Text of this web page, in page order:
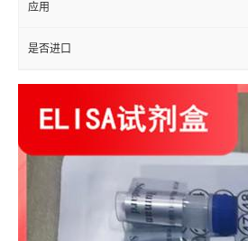
应用
是否进口